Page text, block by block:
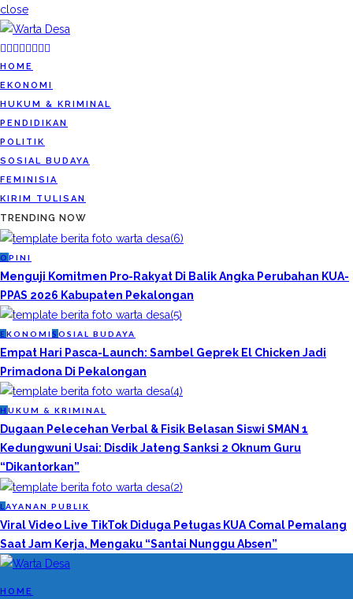
close
HOME
EKONOMI
HUKUM & KRIMINAL
PENDIDIKAN
POLITIK
SOSIAL BUDAYA
FEMINISIA
KIRIM TULISAN
TRENDING NOW
O PINI
Menguji Komitmen Pro-Rakyat Di Balik Angka Perubahan KUA-
PPAS 2026 Kabupaten Pekalongan
EKONOMI S OSIAL BUDAYA
Empat Hari Pasca-Launch: Sambel Geprek El Chicken Jadi
Primadona Di Pekalongan
H UKUM & KRIMINAL
Dugaan Pelecehan Verbal & Fisik Belasan Siswi SMAN 1
Kedungwuni Usai: Disdik Jateng Sanksi 2 Oknum Guru
“Dikantorkan”
L AYANAN PUBLIK
Viral Video Live TikTok Diduga Petugas KUA Comal Pemalang
Saat Jam Kerja, Mengaku “Santai Nunggu Absen”
HOME